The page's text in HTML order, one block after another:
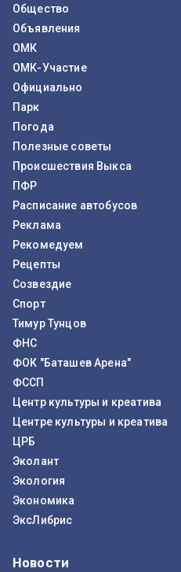
Общество
Объявления
ОМК
ОМК-Участие
Официально
Парк
Погода
Полезные советы
Происшествия Выкса
ПФР
Расписание автобусов
Реклама
Рекомедуем
Рецепты
Созвездие
Спорт
Тимур Тунцов
ФНС
ФОК "Баташев Арена"
ФССП
Центр культуры и креатива
Центре культуры и креатива
ЦРБ
Эколант
Экология
Экономика
ЭксЛибрис
Новости